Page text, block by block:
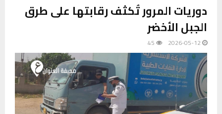
دوريات المرور تُكثف رقابتها على طرق
الجبل الأخضر
2026-05-12
45